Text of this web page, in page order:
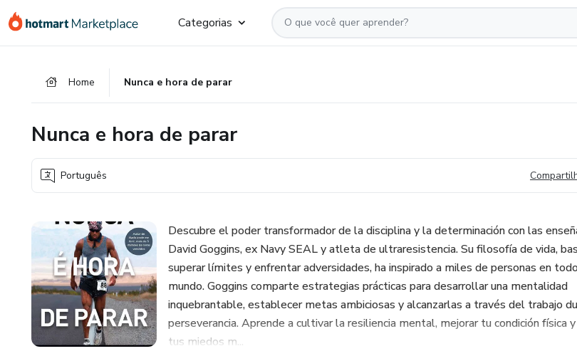
para
para
para
Categorias
Home Nunca e hora de parar
Nunca e hora de parar
Português
Descubre el poder transformador de la disciplina y la determinación con las
David Goggins, ex Navy SEAL y atleta de ultraresistencia. Su filosofía de vida,
superar límites y enfrentar adversidades, ha inspirado a miles de personas en
mundo. Goggins comparte estrategias prácticas para desarrollar una mentalidad
inquebrantable, establecer metas ambiciosas y alcanzarlas a través del trabajo
perseverancia. Aprende a cultivar la resiliencia mental, mejorar tu condición física
tus miedos m...